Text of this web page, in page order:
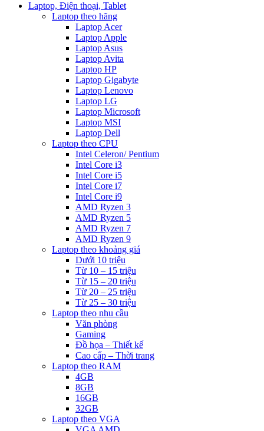
Laptop, Điện thoại, Tablet
Laptop theo hãng
Laptop Acer
Laptop Apple
Laptop Asus
Laptop Avita
Laptop HP
Laptop Gigabyte
Laptop Lenovo
Laptop LG
Laptop Microsoft
Laptop MSI
Laptop Dell
Laptop theo CPU
Intel Celeron/ Pentium
Intel Core i3
Intel Core i5
Intel Core i7
Intel Core i9
AMD Ryzen 3
AMD Ryzen 5
AMD Ryzen 7
AMD Ryzen 9
Laptop theo khoảng giá
Dưới 10 triệu
Từ 10 – 15 triệu
Từ 15 – 20 triệu
Từ 20 – 25 triệu
Từ 25 – 30 triệu
Laptop theo nhu cầu
Văn phòng
Gaming
Đồ họa – Thiết kế
Cao cấp – Thời trang
Laptop theo RAM
4GB
8GB
16GB
32GB
Laptop theo VGA